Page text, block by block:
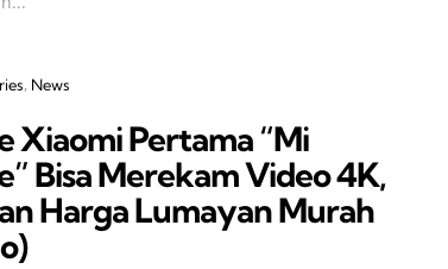
News
Xiaomi Pertama “Mi
Bisa Merekam Video 4K,
Harga Lumayan Murah